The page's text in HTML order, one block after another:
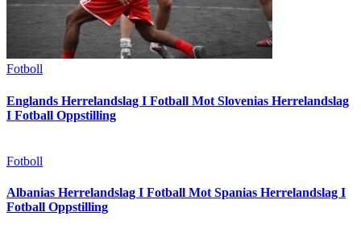
Fotboll
Englands Herrelandslag I Fotball Mot Slovenias Herrelandslag
I Fotball Oppstilling
Fotboll
Albanias Herrelandslag I Fotball Mot Spanias Herrelandslag I
Fotball Oppstilling